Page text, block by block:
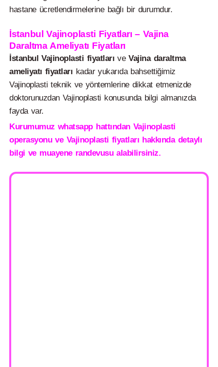
hastane ücretlendirmelerine bağlı bir durumdur.
İstanbul Vajinoplasti Fiyatları – Vajina
Daraltma Ameliyatı Fiyatları
İstanbul Vajinoplasti fiyatları veVajina daraltma
ameliyatı fiyatları kadar yukarıda bahsettiğimiz
Vajinoplasti teknik ve yöntemlerine dikkat etmenizde
doktorunuzdan Vajinoplasti konusunda bilgi almanızda
fayda var.
Kurumumuz whatsapp hattından Vajinoplasti
operasyonu ve Vajinoplasti fiyatları hakkında detaylı
bilgi ve muayene randevusu alabilirsiniz.